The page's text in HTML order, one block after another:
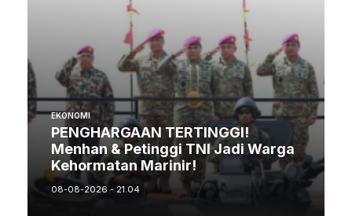
EKONOMI
PENGHARGAAN TERTINGGI!
Menhan & Petinggi TNI Jadi Warga
Kehormatan Marinir!
08-08-2026 - 21.04